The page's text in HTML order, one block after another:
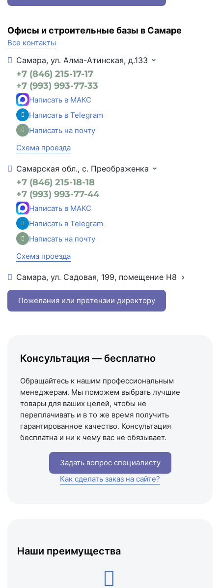
Офисы и строительные базы в Самаре
Все контакты
Самара, ул. Алма-Атинская, д.133
+7 (846) 215-17-17
+7 (993) 993-77-33
Написать в МАКС
Написать в Telegram
Написать на почту
Схема проезда
Самарская обл., с. Преображенка
+7 (846) 215-18-18
+7 (993) 993-77-44
Написать в МАКС
Написать в Telegram
Написать на почту
Схема проезда
Самара, ул. Садовая, 199, помещение Н8
+7 (993) 993-77-22
Написать в МАКС
Схема проезда
Пожелания или претензии директору
Наши преимущества
Консультация — бесплатно
Обращайтесь к нашим профессиональным
менеджерам. Мы поможем выбрать лучшие
товары для ваших целей, чтобы не
переплачивать и в то же время получить
гарантированное качество. Консультация
бесплатна и ни к чему вас не обязывает.
Задать вопрос специалисту
Как сделать заказ на сайте?